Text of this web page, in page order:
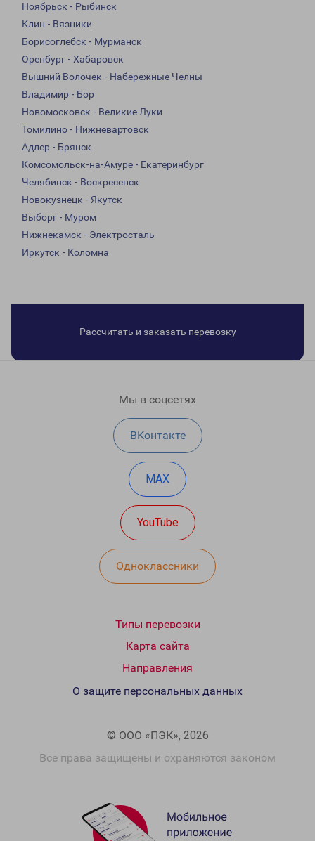
Ноябрьск - Рыбинск
Клин - Вязники
Борисоглебск - Мурманск
Оренбург - Хабаровск
Вышний Волочек - Набережные Челны
Владимир - Бор
Новомосковск - Великие Луки
Томилино - Нижневартовск
Адлер - Брянск
Комсомольск-на-Амуре - Екатеринбург
Челябинск - Воскресенск
Новокузнецк - Якутск
Выборг - Муром
Нижнекамск - Электросталь
Иркутск - Коломна
Рассчитать и заказать перевозку
Мы в соцсетях
ВКонтакте
MAX
YouTube
Одноклассники
Типы перевозки
Карта сайта
Направления
© ООО «ПЭК», 2026
Все права защищены и охраняются законом
О защите персональных данных